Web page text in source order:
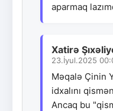
aparmaq
Xatirə
23.İyul.2025
Məqalə Çinin
idxalını
Ancaq bu